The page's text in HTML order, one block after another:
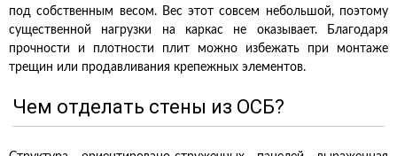
под собственным весом. Вес этот совсем небольшой, поэтому
существенной нагрузки на каркас не оказывает. Благодаря
прочности и плотности плит можно избежать при монтаже
трещин или продавливания крепежных элементов.
Чем отделать стены из ОСБ?